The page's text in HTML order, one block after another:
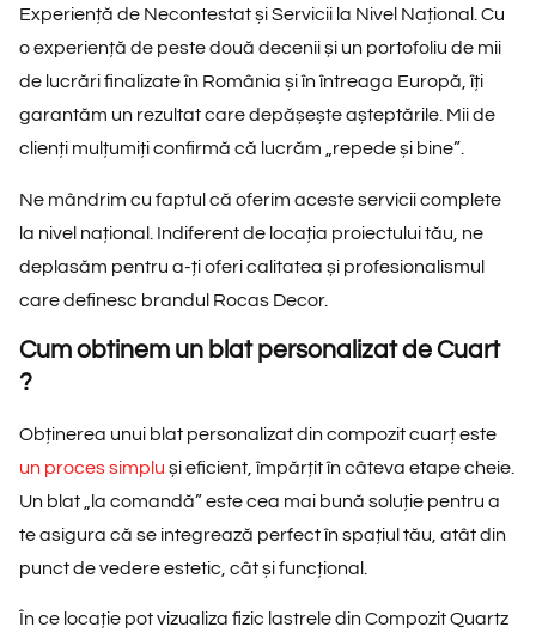
Experiență de Necontestat și Servicii la Nivel Național. Cu
o experiență de peste două decenii și un portofoliu de mii
de lucrări finalizate în România și în întreaga Europă , îți
garantăm un rezultat care depășește așteptările. Mii de
clienți mulțumiți confirmă că lucrăm
„repede și bine”
Ne mândrim cu faptul că oferim aceste servicii complete
la nivel național. Indiferent de locația proiectului tău, ne
deplasăm pentru a-ți oferi calitatea și profesionalismul
care definesc brandul Rocas Decor.
Cum obtinem un blat personalizat de Cuart
?
Obținerea unui blat personalizat din compozit cuarț este
un proces simplu și eficient, împărțit în câteva etape cheie.
Un blat „la comandă” este cea mai bună soluție pentru a
te asigura că se integrează perfect în spațiul tău, atât din
punct de vedere estetic, cât și funcțional.
În ce locație pot vizualiza fizic lastrele din Compozit Quartz